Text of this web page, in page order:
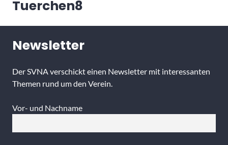
Tuerchen8
Newsletter
Der SVNA verschickt einen Newsletter mit interessanten
Themen rund um den Verein.
Vor- und Nachname